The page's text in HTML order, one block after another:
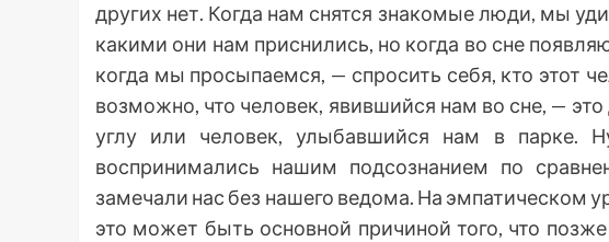
других нет. Когда нам снятся знакомые люди, мы
какими они нам приснились, но когда во сне
когда мы просыпаемся, — спросить себя, кто этот
возможно, что человек, явившийся нам во сне, —
углу или человек, улыбавшийся нам в парке.
воспринимались нашим подсознанием по
замечали нас без нашего ведома. На эмпатическом
это может быть основной причиной того, что